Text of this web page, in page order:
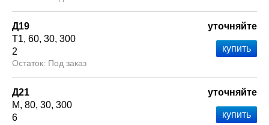
Д19
Т1 60 30 300
2
Под заказ
уточняйте
Д21
М 80 30 300
6
уточняйте